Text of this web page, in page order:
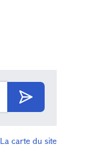
La carte du site